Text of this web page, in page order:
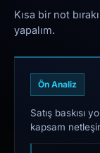
Kısa bir not
yapalım.
Ön Analiz
Satış baskısı
kapsam